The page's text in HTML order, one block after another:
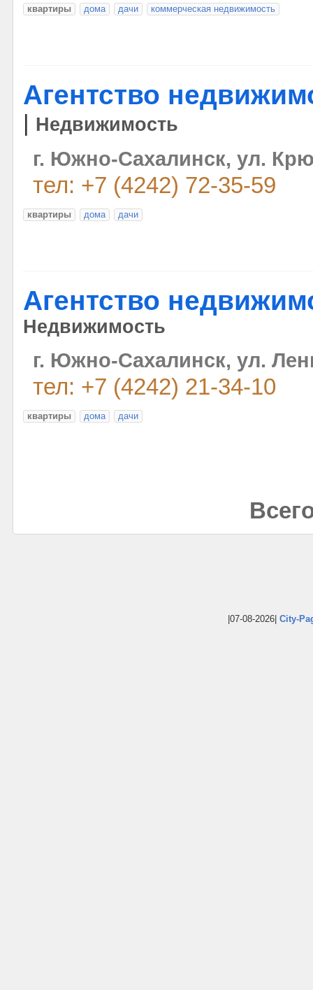
квартиры дома дачи коммерческая недвижимость
Агентство
Недвижимость
г. Южно-Сахалинск, ул.
тел: +7 (4242) 72-35-59
квартиры дома дачи
Агентство
Недвижимость
г. Южно-Сахалинск, ул.
тел: +7 (4242) 21-34-10
квартиры дома дачи
|07-08-2026| City-